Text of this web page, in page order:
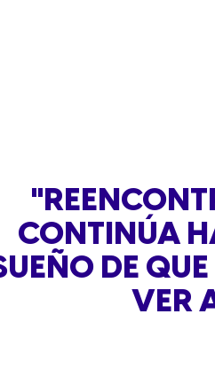
CONTINÚA
DE
VER